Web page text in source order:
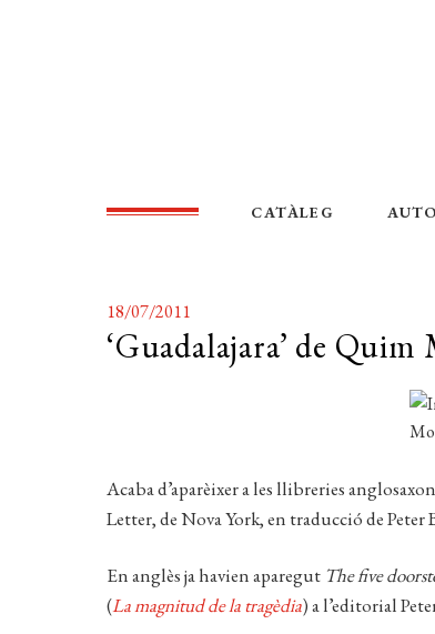
CATÀLEG
18/07/2011
‘Guadalajara’ de Quim
Acaba d’aparèixer a les llibreries
Letter, de Nova York, en traducció de Peter
En anglès ja havien aparegut The five
(La magnitud de la tragèdia) a l’editorial